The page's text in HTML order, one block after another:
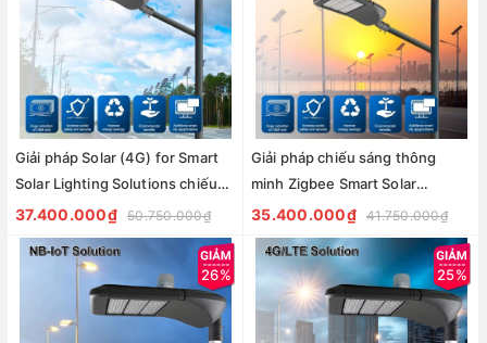
Giải pháp Solar (4G) for Smart
Solar Lighting Solutions chiếu
sáng thông minh cho đèn
đường nlmt Zalaa
37.400.000₫ 50.750.000₫
Giải pháp chiếu sáng thông
minh Zigbee Smart Solar
Lighting Solutions cho đèn
đường nlmt Zalaa
35.400.000₫ 41.750.000₫
26% 25%